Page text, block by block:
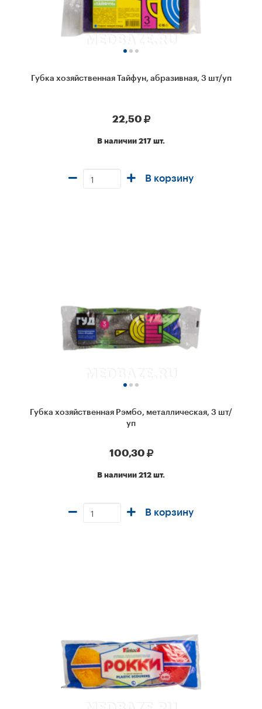
Губка хозяйственная Тайфун, абразивная, 3 шт/уп
22,50
В наличии 217 шт.
В корзину
Губка хозяйственная Рэмбо, металлическая, 3 шт/
уп
100,30
В наличии 212 шт.
В корзину